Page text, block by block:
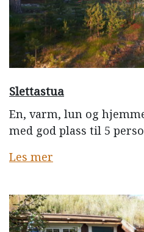
Slettastua
En, varm, lun og
med god plass til 5
Les mer